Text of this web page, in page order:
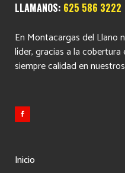
LLAMANOS: 625 586 3222
En Montacargas del Llano
líder, gracias a la
siempre calidad en
Inicio